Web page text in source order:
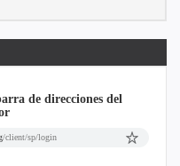
de direcciones del
/client/sp/login